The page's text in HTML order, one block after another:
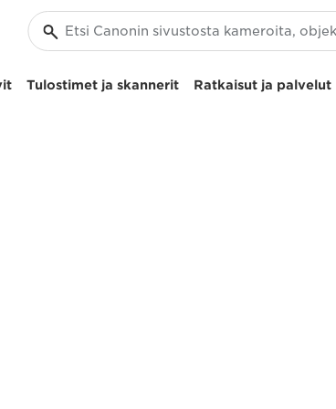
Tulostimet ja skannerit Ratkaisut ja palvelut